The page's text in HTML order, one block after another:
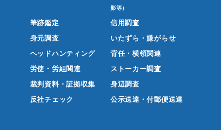
影等）
筆跡鑑定
信用調査
身元調査
いたずら・嫌がらせ
ヘッドハンティング
背任・横領関連
労使・労組関連
ストーカー調査
裁判資料・証拠収集
身辺調査
反社チェック
公示送達・付郵便送達